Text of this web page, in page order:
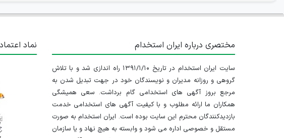
مختصری درباره ایران استخدام
سایت ایران استخدام در تاریخ ۱۳۹۱/۱/۱۰ راه اندازی شد و با تلاش
گروهی و روزانه مدیران و نویسندگان خود در جهت تبدیل شدن به
مرجع بروز آگهی های استخدامی گام برداشت. سعی همیشگی
همکاران ما ارائه مطلوب و با کیفیت آگهی های استخدامی خدمت
بازدیدکنندگان محترم این سایت بوده است. ایران استخدام به صورت
مستقل و خصوصی اداره می شود و وابسته به هیچ نهاد و یا سازمان
نماد